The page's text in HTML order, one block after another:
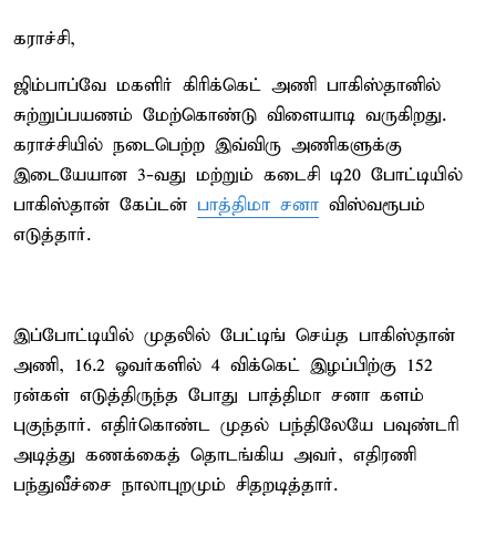
கராச்சி,
ஜிம்பாப்வே மகளிர் கிரிக்கெட் அணி பாகிஸ்தானில்
சுற்றுப்பயணம் மேற்கொண்டு விளையாடி வருகிறது.
கராச்சியில் நடைபெற்ற இவ்விரு அணிகளுக்கு
இடையேயான 3-வது மற்றும் கடைசி டி20 போட்டியில்
பாகிஸ்தான் கேப்டன் பாத்திமா சனா விஸ்வரூபம்
எடுத்தார்.
இப்போட்டியில் முதலில் பேட்டிங் செய்த பாகிஸ்தான்
அணி, 16.2 ஓவர்களில் 4 விக்கெட் இழப்பிற்கு 152
ரன்கள் எடுத்திருந்த போது பாத்திமா சனா களம்
புகுந்தார். எதிர்கொண்ட முதல் பந்திலேயே பவுண்டரி
அடித்து கணக்கைத் தொடங்கிய அவர், எதிரணி
பந்துவீச்சை நாலாபுறமும் சிதறடித்தார்.